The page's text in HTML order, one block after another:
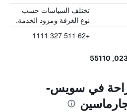
تختلف السياسات حسب
نوع الغرفة ومزود الخدمة.
+62 511 327 1111
في سويس-